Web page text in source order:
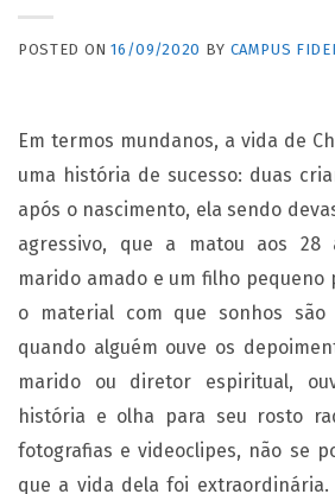
POSTED ON16/09/2020 BY CAMPUS FIDEI
Em termos mundanos, a vida de
uma história de sucesso: duas
após o nascimento, ela sendo
agressivo, que a matou aos 28
marido amado e um filho pequeno
o material com que sonhos
quando alguém ouve os
marido ou diretor espiritual,
história e olha para seu rosto
fotografias e videoclipes, não se
que a vida dela foi extraordinária.